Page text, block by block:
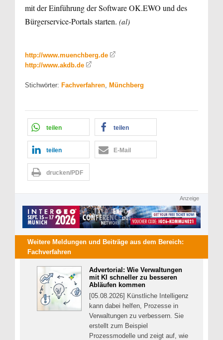
mit der Einführung der Software OK.EWO und des
Bürgerservice-Portals starten. (al)
http://www.muenchberg.de
http://www.akdb.de
Stichwörter: Fachverfahren Münchberg
teilen teilen
teilen E-Mail
drucken/PDF
Anzeige
Weitere Meldungen und Beiträge aus dem Bereich:
Fachverfahren
Advertorial: Wie Verwaltungen
mit KI schneller zu besseren
Abläufen kommen
[05.08.2026] Künstliche Intelligenz
kann dabei helfen, Prozesse in
Verwaltungen zu verbessern. Sie
erstellt zum Beispiel
Prozessmodelle und zeigt auf, wie